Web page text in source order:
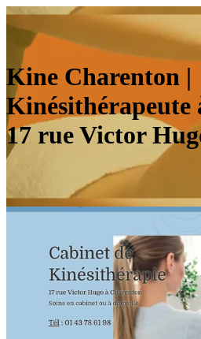
Kine Charenton |
Kinésithérapeu­te
17 rue Victor